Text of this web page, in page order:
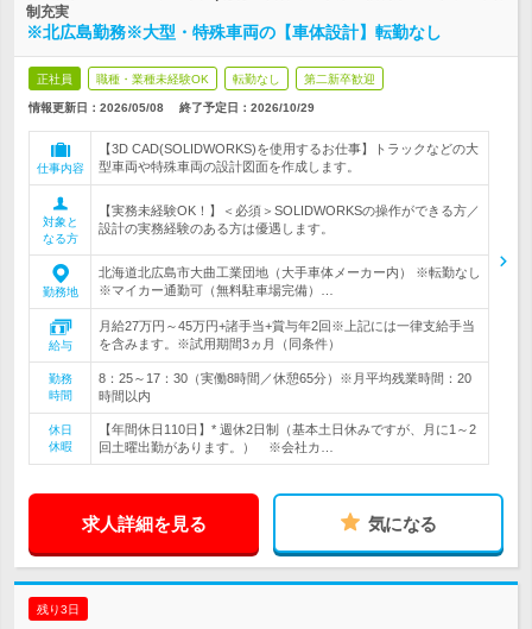
制充実
※北広島勤務※大型・特殊車両の【車体設計】転勤なし
正社員 職種・業種未経験OK 転勤なし 第二新卒歓迎
情報更新日：2026/05/08 終了予定日： 2026/10/29
仕事内容
【3D CAD(SOLIDWORKS)を使用するお仕事】トラックなどの大
型車両や特殊車両の設計図面を作成します。
対象と
なる方
【実務未経験OK！】＜必須＞SOLIDWORKSの操作ができる方／
設計の実務経験のある方は優遇します。
勤務地
北海道北広島市大曲工業団地（大手車体メーカー内） ※転勤なし
※マイカー通勤可（無料駐車場完備）…
給与
月給27万円～45万円+諸手当+賞与年2回※上記には一律支給手当
を含みます。※試用期間3ヵ月（同条件）
勤務
時間
8：25～17：30（実働8時間／休憩65分）※月平均残業時間：20
時間以内
休日
休暇
【年間休日110日】* 週休2日制（基本土日休みですが、月に1～2
回土曜出勤があります。） ※会社カ…
求人詳細を見る 気になる
残り3日